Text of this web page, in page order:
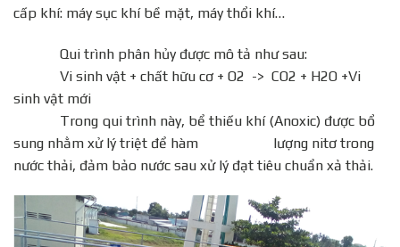
cấp khí: máy sục khí bề mặt, máy thổi khí…
Qui trình phân hủy được mô tả như sau:
Vi sinh vật + chất hữu cơ + O2 -> CO2 + H2O +Vi
sinh vật mới
Trong qui trình này, bể thiếu khí (Anoxic) được bổ
sung nhằm xử lý triệt để hàm lượng nitơ trong
nước thải, đảm bảo nước sau xử lý đạt tiêu chuẩn xả thải.